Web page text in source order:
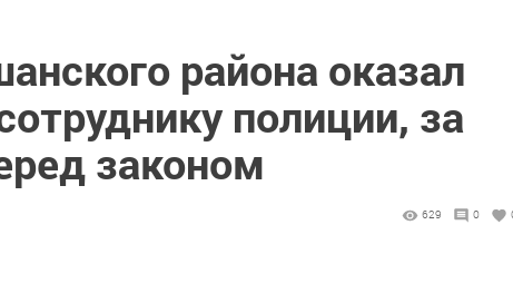
района оказал
полиции, за
законом
629 0